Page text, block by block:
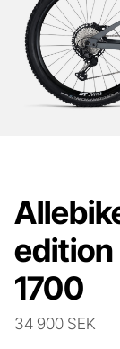
edition
1700
34 900 SEK